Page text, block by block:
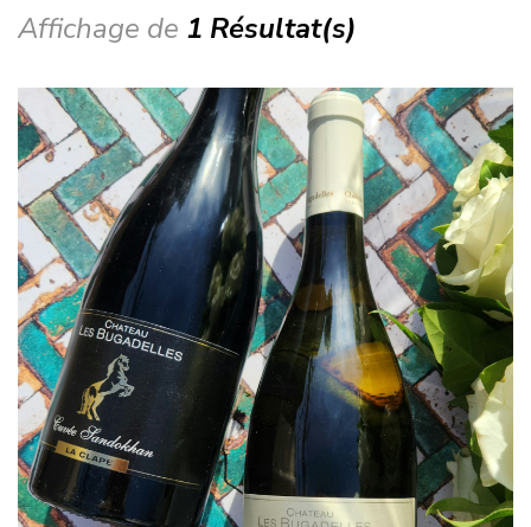
Affichage de 1 Résultat(s)